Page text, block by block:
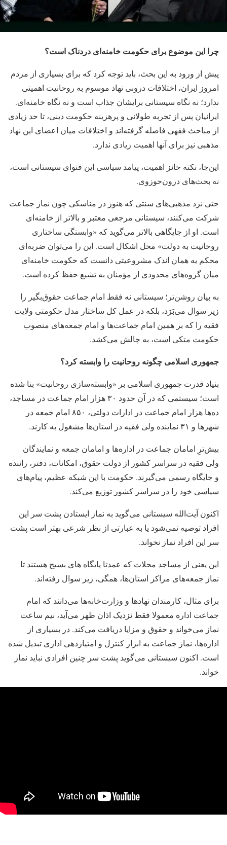
چرا این موضوع برای حکومت خامنه‌ای دردناک است؟
پیش از ورود به این بحث، باید توجه کرد که برای بسیاری از مردم
امروز ایران، اختلافات درونی نهاد موسوم به روحانیت اهمیتی
ندارد؛ نه نگاه سیستانی برایشان جذاب است و نه نگاه خامنه‌ای.
ایرانیان پس از تجربه طولانی و پرهزینه حکومت دینی، تا حد زیادی
از مباحث فقهی فاصله گرفته‌اند و اختلافات میان اعضای این نهاد
مذهبی نیز برای آنها اهمیت زیادی ندارد.
این‌جا، نکته حائز اهمیت، پیامد سیاسی این فتوای سیستانی است،
نه بحث‌های درون‌حوزوی.
حتی نزد مذهبی‌های سنتی که هنوز در مناسکی چون نماز جماعت
شرکت می‌کنند، سیستانی مرجعی معتبر و بالاتر از خامنه‌ای
است. او از جایگاهی بالاتر می‌گوید که «وابستگی ساختاری
روحانیت به دولت» محل اشکال است. این را می‌توان ضربه‌ای
محکم به همان اندک مشروعیتی دانست که حکومت خامنه‌ای
میان گروه‌های محدودی از مؤمنان به تشیع حفظ کرده است.
به بیان روشن‌تر؛ سیستانی نه فقط امام جماعت حقوق‌بگیر را
زیر سوال می‌بَرَد، بلکه در عمل کل ساختار مدل حکومتی ولایت
فقیه را که بر همین امام جماعت‌ها و امام جمعه‌های منصوب
حکومت متکی است، به چالش می‌کشد.
جمهوری اسلامی چگونه روحانیت را وابسته کرد؟
بنیاد قدرت جمهوری اسلامی بر «وابسته‌سازی روحانیت» بنا شده
است؛ سیستمی که در آن حدود ۳۰ هزار امام جماعت در مساجد،
ده‌ها هزار امام جماعت در ادارات دولتی، ۸۵۰ امام جمعه در
شهرها و ۳۱ نماینده ولی فقیه در استان‌ها مشغول به کارند.
بیش‌ترِ امامان جماعت در اداره‌ها و امامان جمعه و نمایندگان
ولی فقیه در سراسر کشور از دولت حقوق، امکانات، دفتر، راننده
و جایگاه رسمی می‌گیرند. حکومت با این شبکه عظیم، پیام‌های
سیاسی خود را در سراسر کشور توزیع می‌کند.
اکنون آیت‌الله سیستانی می‌گوید به نماز ایستادن پشت سر این
افراد توصیه نمی‌شود یا به عبارتی از نظر شرعی بهتر است پشت
سر این افراد نماز نخواند.
این یعنی از مساجد محلات که عمدتا پایگاه های بسیج هستند تا
نماز جمعه‌های مراکز استان‌ها، همگی، زیر سوال رفته‌اند.
برای مثال، کارمندان نهادها و وزارت‌خانه‌ها می‌دانند که امام
جماعت اداره معمولا فقط نزدیک اذان ظهر می‌آید، نیم ساعت
نماز می‌خواند و حقوق و مزایا دریافت می‌کند. در بسیاری از
اداره‌ها، نماز جماعت به ابزار کنترل و امتیازدهی اداری تبدیل شده
است. اکنون سیستانی می‌گوید پشت سر چنین افرادی نباید نماز
خواند.